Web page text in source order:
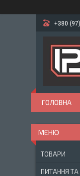
+380
ГОЛОВНА
ТОВАРИ
ПИТАННЯ ТА